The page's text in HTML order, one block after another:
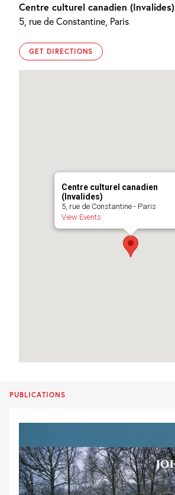
Land.
Vernissage
du
2005
Land.
Vernissage
du
2005
Land.
Vernissage
du
2005
Centre culturel canadien (Invalides)
5, rue de Constantine, Paris
GET DIRECTIONS
Centre culturel canadien
(Invalides)
5, rue de Constantine - Paris
View Events
PUBLICATIONS